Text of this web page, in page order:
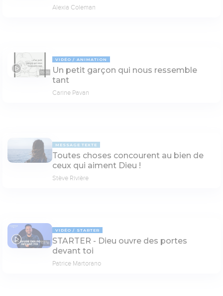
Alexia Coleman
05:36
VIDÉO ANIMATION
Un petit garçon qui nous ressemble
tant
Carine Pavan
MESSAGE TEXTE
Toutes choses concourent au bien de
ceux qui aiment Dieu !
Stève Rivière
03:18
VIDÉO STARTER
STARTER - Dieu ouvre des portes
devant toi
Patrice Martorano